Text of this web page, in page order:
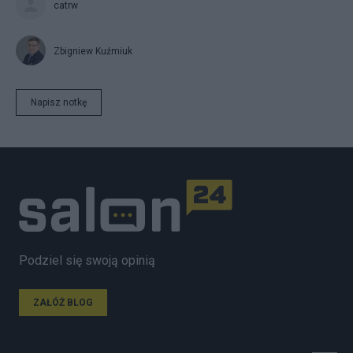
catrw
Zbigniew Kuźmiuk
Napisz notkę
Podziel się swoją opinią
ZAŁÓŻ BLOG